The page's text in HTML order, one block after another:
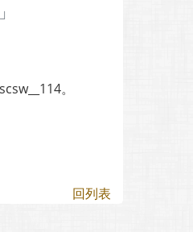
。
回列表